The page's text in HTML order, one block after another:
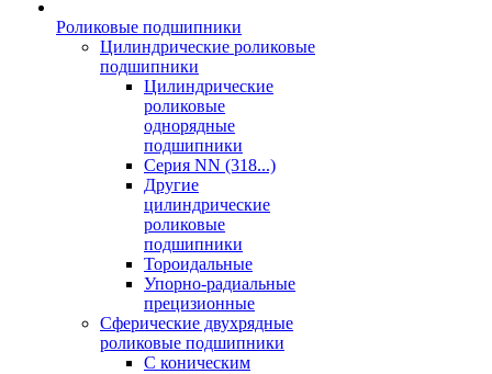
Роликовые подшипники
Цилиндрические роликовые
подшипники
Цилиндрические
роликовые
однорядные
подшипники
Серия NN (318...)
Другие
цилиндрические
роликовые
подшипники
Тороидальные
Упорно-радиальные
прецизионные
Сферические двухрядные
роликовые подшипники
С коническим